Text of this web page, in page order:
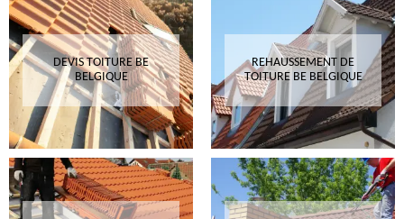
DEVIS TOITURE BE
BELGIQUE
REHAUSSEMENT DE
TOITURE BE BELGIQUE